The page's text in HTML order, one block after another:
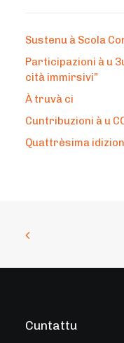
Sustenu à Scola
Participazioni à u
cità immirsivi”
À truvà ci
Cuntribuzioni à u
Quattrèsima
Cuntattu